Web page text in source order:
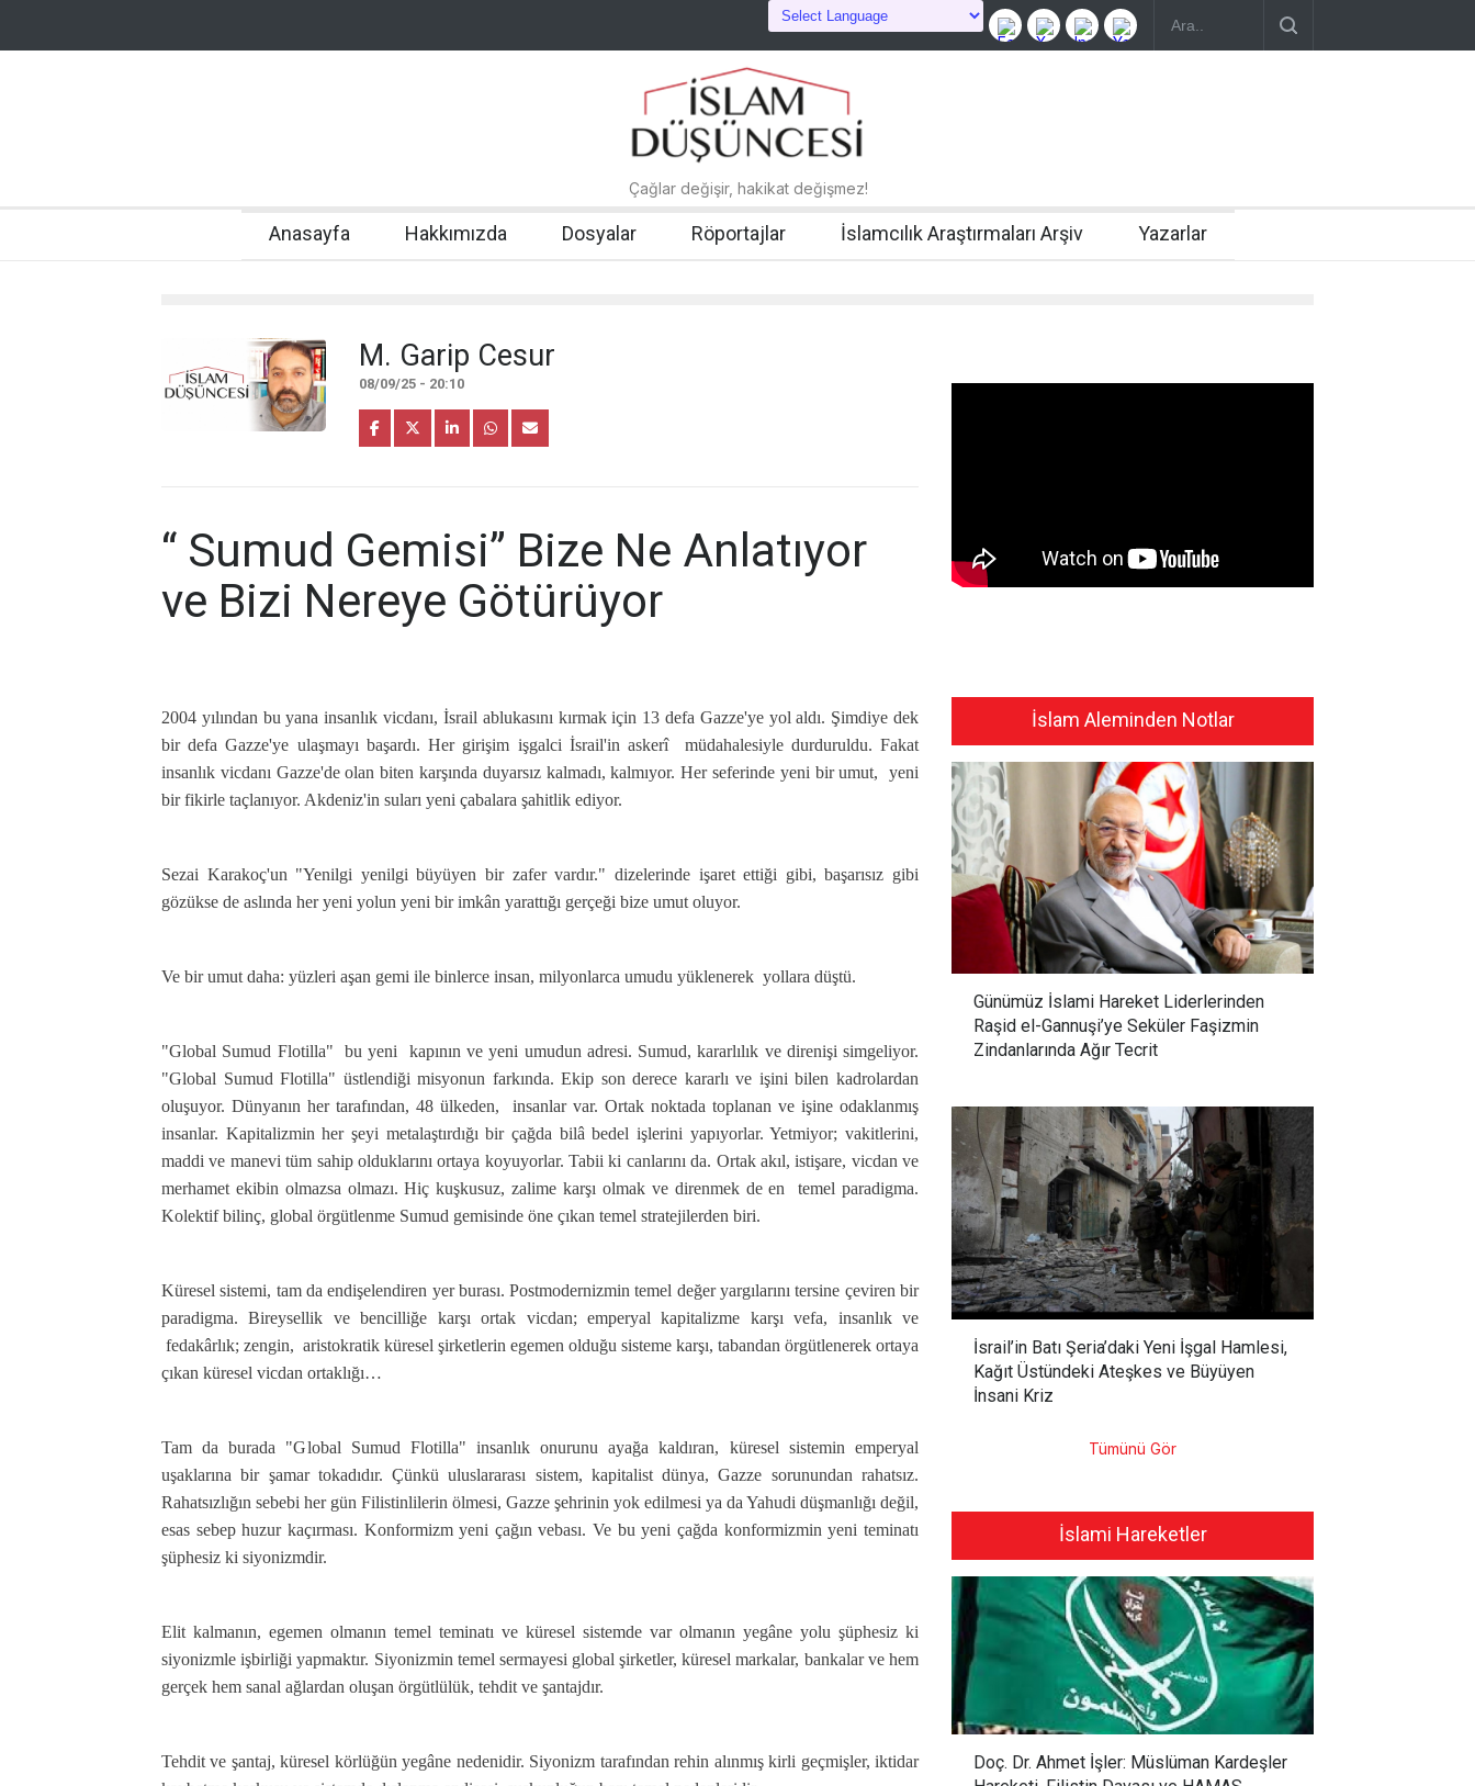
Çağlar değişir, hakikat değişmez!
Anasayfa Hakkımızda Dosyalar Röportajlar İslamcılık Araştırmaları Arşiv Yazarlar
M. Garip Cesur
08/09/25 - 20:10
“ Sumud Gemisi” Bize Ne Anlatıyor
ve Bizi Nereye Götürüyor
2004 yılından bu yana insanlık vicdanı, İsrail ablukasını kırmak için 13 defa Gazze'ye yol aldı. Şimdiye dek
bir defa Gazze'ye ulaşmayı başardı. Her girişim işgalci İsrail'in askerî müdahalesiyle durduruldu. Fakat
insanlık vicdanı Gazze'de olan biten karşında duyarsız kalmadı, kalmıyor. Her seferinde yeni bir umut, yeni
bir fikirle taçlanıyor. Akdeniz'in suları yeni çabalara şahitlik ediyor.
Sezai Karakoç'un "Yenilgi yenilgi büyüyen bir zafer vardır." dizelerinde işaret ettiği gibi, başarısız gibi
gözükse de aslında her yeni yolun yeni bir imkân yarattığı gerçeği bize umut oluyor.
Ve bir umut daha: yüzleri aşan gemi ile binlerce insan, milyonlarca umudu yüklenerek yollara düştü.
"Global Sumud Flotilla" bu yeni kapının ve yeni umudun adresi. Sumud, kararlılık ve direnişi simgeliyor.
"Global Sumud Flotilla" üstlendiği misyonun farkında. Ekip son derece kararlı ve işini bilen kadrolardan
oluşuyor. Dünyanın her tarafından, 48 ülkeden, insanlar var. Ortak noktada toplanan ve işine odaklanmış
insanlar. Kapitalizmin her şeyi metalaştırdığı bir çağda bilâ bedel işlerini yapıyorlar. Yetmiyor; vakitlerini,
maddi ve manevi tüm sahip olduklarını ortaya koyuyorlar. Tabii ki canlarını da. Ortak akıl, istişare, vicdan ve
merhamet ekibin olmazsa olmazı. Hiç kuşkusuz, zalime karşı olmak ve direnmek de en temel paradigma.
Kolektif bilinç, global örgütlenme Sumud gemisinde öne çıkan temel stratejilerden biri.
Küresel sistemi, tam da endişelendiren yer burası. Postmodernizmin temel değer yargılarını tersine çeviren bir
paradigma. Bireysellik ve bencilliğe karşı ortak vicdan; emperyal kapitalizme karşı vefa, insanlık ve
fedakârlık; zengin, aristokratik küresel şirketlerin egemen olduğu sisteme karşı, tabandan örgütlenerek ortaya
çıkan küresel vicdan ortaklığı…
Tam da burada "Global Sumud Flotilla" insanlık onurunu ayağa kaldıran, küresel sistemin emperyal
uşaklarına bir şamar tokadıdır. Çünkü uluslararası sistem, kapitalist dünya, Gazze sorunundan rahatsız.
Rahatsızlığın sebebi her gün Filistinlilerin ölmesi, Gazze şehrinin yok edilmesi ya da Yahudi düşmanlığı değil,
esas sebep huzur kaçırması. Konformizm yeni çağın vebası. Ve bu yeni çağda konformizmin yeni teminatı
şüphesiz ki siyonizmdir.
Elit kalmanın, egemen olmanın temel teminatı ve küresel sistemde var olmanın yegâne yolu şüphesiz ki
siyonizmle işbirliği yapmaktır. Siyonizmin temel sermayesi global şirketler, küresel markalar, bankalar ve hem
gerçek hem sanal ağlardan oluşan örgütlülük, tehdit ve şantajdır.
Tehdit ve şantaj, küresel körlüğün yegâne nedenidir. Siyonizm tarafından rehin alınmış kirli geçmişler, iktidar
İslam Aleminden Notlar
Günümüz İslami Hareket Liderlerinden
Raşid el-Gannuşi’ye Seküler Faşizmin
Zindanlarında Ağır Tecrit
İsrail’in Batı Şeria’daki Yeni İşgal Hamlesi,
Kağıt Üstündeki Ateşkes ve Büyüyen
İnsani Kriz
Tümünü Gör
İslami Hareketler
Doç. Dr. Ahmet İşler: Müslüman Kardeşler